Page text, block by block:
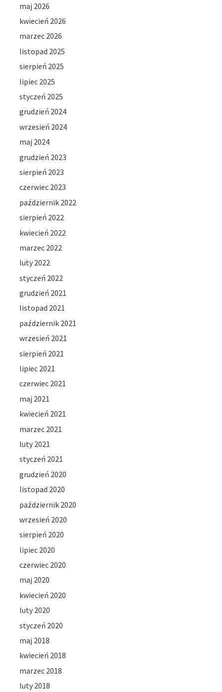
maj 2026
kwiecień 2026
marzec 2026
listopad 2025
sierpień 2025
lipiec 2025
styczeń 2025
grudzień 2024
wrzesień 2024
maj 2024
grudzień 2023
sierpień 2023
czerwiec 2023
październik 2022
sierpień 2022
kwiecień 2022
marzec 2022
luty 2022
styczeń 2022
grudzień 2021
listopad 2021
październik 2021
wrzesień 2021
sierpień 2021
lipiec 2021
czerwiec 2021
maj 2021
kwiecień 2021
marzec 2021
luty 2021
styczeń 2021
grudzień 2020
listopad 2020
październik 2020
wrzesień 2020
sierpień 2020
lipiec 2020
czerwiec 2020
maj 2020
kwiecień 2020
luty 2020
styczeń 2020
maj 2018
kwiecień 2018
marzec 2018
luty 2018